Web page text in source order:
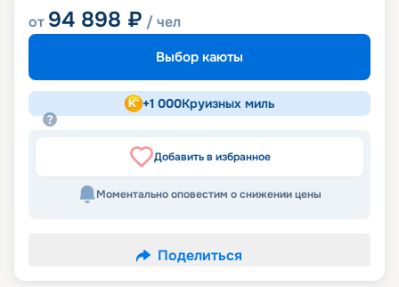
от 94 898 ₽ / чел
Выбор каюты
+1 000Круизных миль
Добавить в избранное
Моментально оповестим о снижении цены
Поделиться